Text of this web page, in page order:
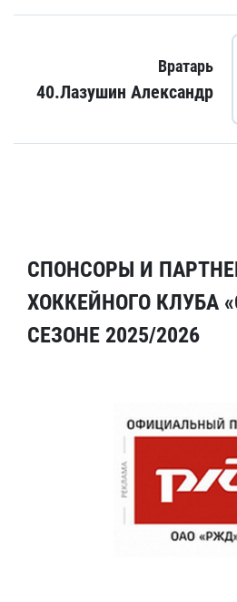
Вратарь
40.Лазушин Александр
СПОНСОРЫ И
ХОККЕЙНОГО КЛУБА
СЕЗОНЕ 2025/2026